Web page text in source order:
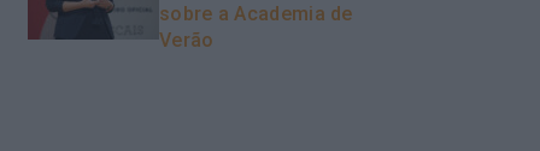
sobre a Academia de
Verão